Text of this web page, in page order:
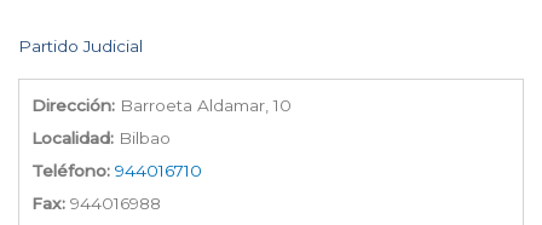
Partido Judicial
Dirección: Barroeta Aldamar, 10
Localidad: Bilbao
Teléfono: 944016710
Fax: 944016988